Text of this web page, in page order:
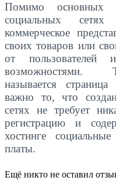
Помимо основных
социальных
коммерческое
своих товаров или
от пользователей
возможностями.
называется
важно то, что
сетях не требует
регистрацию и
хостинге
платы.
Ещё никто не оставил